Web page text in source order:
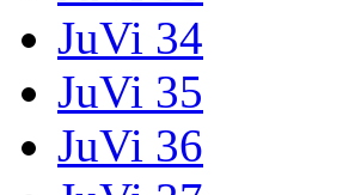
JuVi 34
JuVi 35
JuVi 36